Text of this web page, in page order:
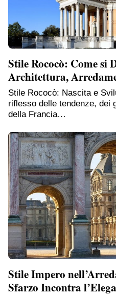
Stile Rococò: Come si
Architettura,
Stile Rococò: Nascita e
riflesso delle tendenze, dei
della Francia…
Stile Impero
Sfarzo Incontra